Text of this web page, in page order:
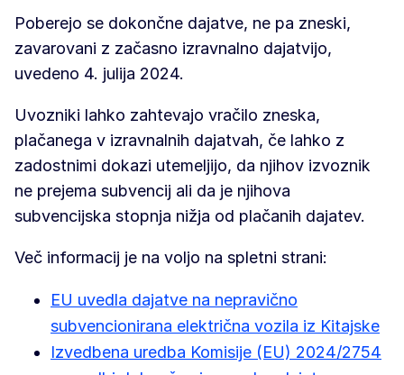
Poberejo se dokončne dajatve, ne pa zneski,
zavarovani z začasno izravnalno dajatvijo,
uvedeno 4. julija 2024.
Uvozniki lahko zahtevajo vračilo zneska,
plačanega v izravnalnih dajatvah, če lahko z
zadostnimi dokazi utemeljijo, da njihov izvoznik
ne prejema subvencij ali da je njihova
subvencijska stopnja nižja od plačanih dajatev.
Več informacij je na voljo na spletni strani:
EU uvedla dajatve na nepravično
subvencionirana električna vozila iz Kitajske
Izvedbena uredba Komisije (EU) 2024/2754